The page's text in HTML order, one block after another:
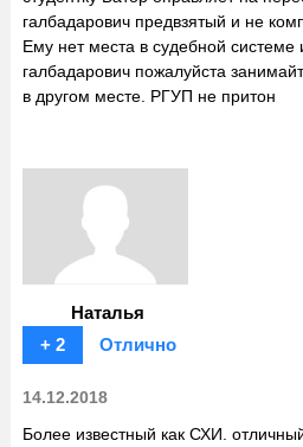
галбадарович предвзятый и не
Ему нет места в судебной
галбадарович пожалуйста
в другом месте. РГУП не притон
Наталья
+ 2
Отлично
14.12.2018
Более известный как СХИ.